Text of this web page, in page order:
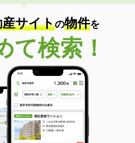
サイトの物件を
て検索！